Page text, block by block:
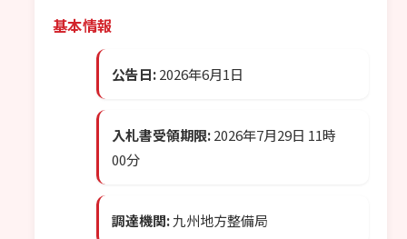
基本情報
公告日:2026年6月1日
入札書受領期限:2026年7月29日 11時
00分
調達機関:九州地方整備局